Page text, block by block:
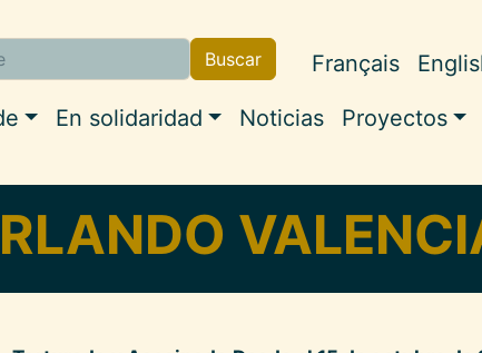
principale
En solidaridad Noticias Proyectos
Buscar Français